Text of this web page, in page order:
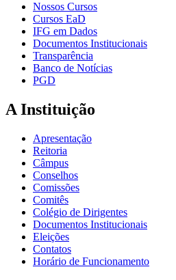
Nossos Cursos
Cursos EaD
IFG em Dados
Documentos Institucionais
Transparência
Banco de Notícias
PGD
A Instituição
Apresentação
Reitoria
Câmpus
Conselhos
Comissões
Comitês
Colégio de Dirigentes
Documentos Institucionais
Eleições
Contatos
Horário de Funcionamento